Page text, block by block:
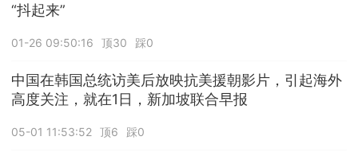
“抖起来”
01-26 09:50:16 顶30 踩0
中国在韩国总统访美后放映抗美援朝影片，引起海外
高度关注，就在1日，新加坡联合早报
05-01 11:53:52 顶6 踩0